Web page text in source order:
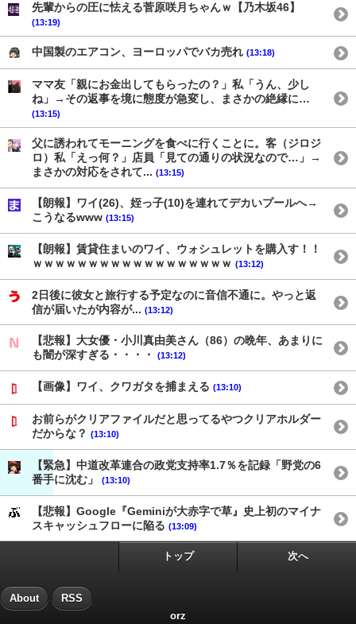
先輩からの圧に怯える菅原咲月ちゃんｗ【乃木坂46】
(13:19)
中国製のエアコン、ヨーロッパでバカ売れ (13:18)
ママ友「親にお金出してもらったの？」私「うん、少し
ね」→その返事を境に態度が急変し、まさかの絶縁に…
(13:15)
父に誘われてモーニングを食べに行くことに。客（ジロジ
ロ）私「えっ何？」店員「見ての通りの状況なので…」→
まさかの対応をされて... (13:15)
【朗報】ワイ(26)、姪っ子(10)を連れてデカいプールへ→
こうなるwww (13:15)
【朗報】賃貸住まいのワイ、ウォシュレットを購入す！！
ｗｗｗｗｗｗｗｗｗｗｗｗｗｗｗｗｗｗ (13:12)
2日後に彼女と旅行する予定なのに音信不通に。やっと返
信が届いたが内容が... (13:12)
【悲報】大女優・小川真由美さん（86）の晩年、あまりに
も闇が深すぎる・・・・
(13:12)
【画像】ワイ、クワガタを捕まえる (13:10)
お前らがクリアファイルだと思ってるやつクリアホルダー
だからな？ (13:10)
【緊急】中道改革連合の政党支持率1.7％を記録「野党の6
番手に沈む」
(13:10)
【悲報】Google『Geminiが大赤字で草』史上初のマイナ
スキャッシュフローに陥る (13:09)
トップ 次へ
About RSS
orz